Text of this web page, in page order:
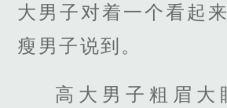
大男子对着一个看起
瘦男子说到。
高大男子粗眉大